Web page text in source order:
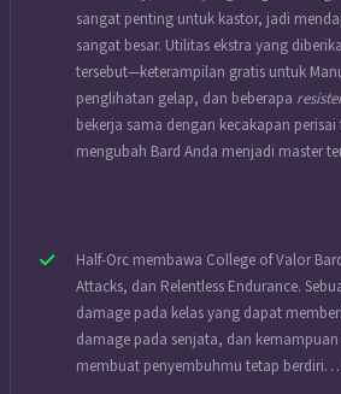
sangat penting untuk kastor, jadi
sangat besar. Utilitas ekstra yang
tersebut—keterampilan gratis untuk
penglihatan gelap, dan beberapa
bekerja sama dengan kecakapan
mengubah Bard Anda menjadi master
Half-Orc membawa College of Valor
Attacks, dan Relentless Endurance.
damage pada kelas yang dapat
damage pada senjata, dan
membuat penyembuhmu tetap